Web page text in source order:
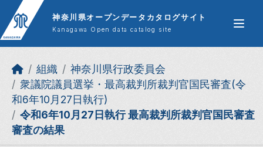
Skip to main content
神奈川県オープンデータカタログサイト
Kanagawa Open data catalog site
組織
神奈川県行政委員会
衆議院議員選挙・最高裁判所裁判官国民審査(令
和6年10月27日執行)
令和6年10月27日執行 最高裁判所裁判官国民審査
審査の結果